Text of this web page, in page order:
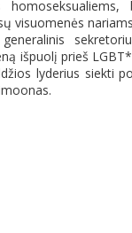
homoseksualiems,
visuomenės
išpuolį prieš
lyderius siekti